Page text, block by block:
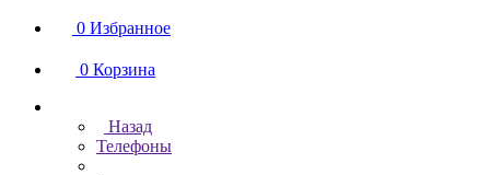
0 Избранное
0 Корзина
Назад
Телефоны